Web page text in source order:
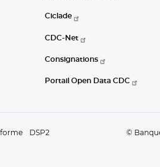
Ciclade
CDC-Net
Consignations
Portail Open Data CDC
DSP2
©